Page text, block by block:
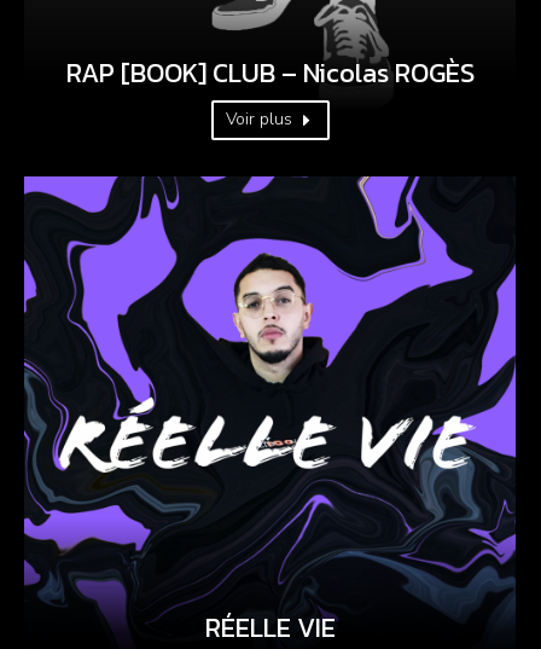
RAP [BOOK] CLUB – Nicolas ROGÈS
Voir plus
RÉELLE VIE